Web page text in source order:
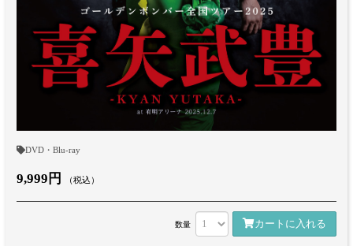
DVD・Blu-ray
9,999円 （税込）
数量 カートに入れる